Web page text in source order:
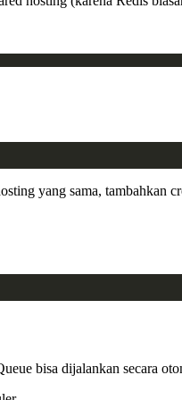
yang sama, tambahkan
bisa dijalankan secara